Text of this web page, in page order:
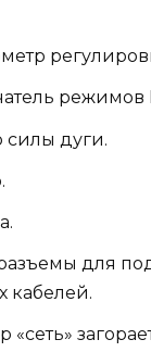
режимов
силы дуги.
для
кабелей.
«сеть»